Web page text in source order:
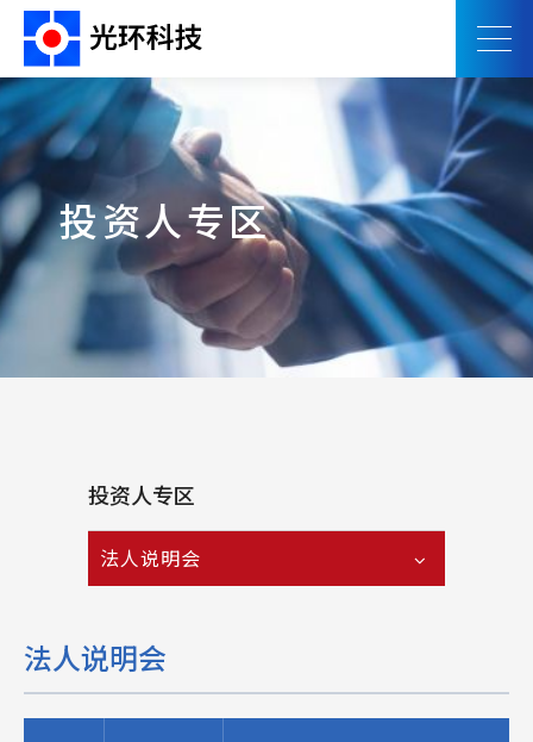
投资人专区
法人说明会
投资人专区
法人说明会